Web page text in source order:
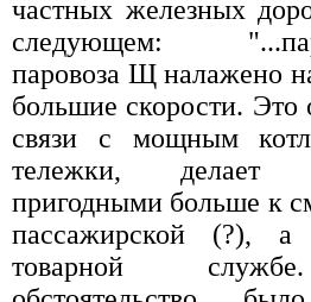
частных железных
следующем:
паровоза Щ налажено
большие скорости. Это
связи с мощным
тележки,
пригодными больше к
пассажирской (?),
товарной